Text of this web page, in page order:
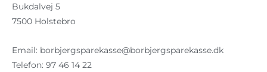
Bukdalvej 5
7500 Holstebro
Email: borbjergsparekasse@borbjergsparekasse.dk
Telefon: 97 46 14 22